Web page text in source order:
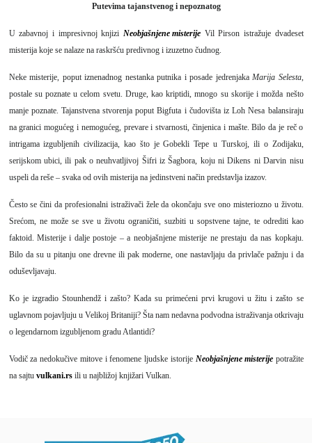
Putevima tajanstvenog i nepoznatog
U zabavnoj i impresivnoj knjizi Neobjašnjene misterijeVil Pirson istražuje dvadeset
misterija koje se nalaze na raskršću predivnog i izuzetno čudnog.
Neke misterije, poput iznenadnog nestanka putnika i posade jedrenjaka Marija Selesta,
postale su poznate u celom svetu. Druge, kao kriptidi, mnogo su skorije i možda nešto
manje poznate. Tajanstvena stvorenja poput Bigfuta i čudovišta iz Loh Nesa balansiraju
na granici mogućeg i nemogućeg, prevare i stvarnosti, činjenica i mašte. Bilo da je reč o
intrigama izgubljenih civilizacija, kao što je Gobekli Tepe u Turskoj, ili o Zodijaku,
serijskom ubici, ili pak o neuhvatljivoj Šifri iz Šagbora, koju ni Dikens ni Darvin nisu
uspeli da reše – svaka od ovih misterija na jedinstveni način predstavlja izazov.
Često se čini da profesionalni istraživači žele da okončaju sve ono misteriozno u životu.
Srećom, ne može se sve u životu ograničiti, suzbiti u sopstvene tajne, te odrediti kao
faktoid. Misterije i dalje postoje – a neobjašnjene misterije ne prestaju da nas kopkaju.
Bilo da su u pitanju one drevne ili pak moderne, one nastavljaju da privlače pažnju i da
oduševljavaju.
Ko je izgradio Stounhendž i zašto? Kada su primećeni prvi krugovi u žitu i zašto se
uglavnom pojavljuju u Velikoj Britaniji? Šta nam nedavna podvodna istraživanja otkrivaju
o legendarnom izgubljenom gradu Atlantidi?
Vodič za nedokučive mitove i fenomene ljudske istorije Neobjašnjene misterijepotražite
na sajtu vulkani.rsili u najbližoj knjižari Vulkan.